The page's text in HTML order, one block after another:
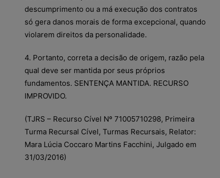
descumprimento ou a má execução dos contratos
só gera danos morais de forma excepcional, quando
violarem direitos da personalidade.
4. Portanto, correta a decisão de origem, razão pela
qual deve ser mantida por seus próprios
fundamentos. SENTENÇA MANTIDA. RECURSO
IMPROVIDO.
(TJRS – Recurso Cível Nº 71005710298, Primeira
Turma Recursal Cível, Turmas Recursais, Relator:
Mara Lúcia Coccaro Martins Facchini, Julgado em
31/03/2016)